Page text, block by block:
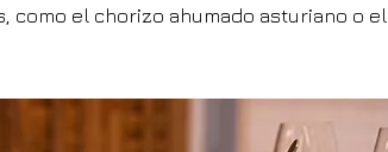
como el chorizo ahumado asturiano o el